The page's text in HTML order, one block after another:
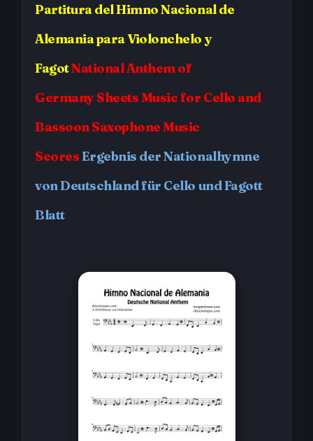
Partituradel Himno Nacional de
Alemaniapara Violonchelo y
FagotNational Anthem of
GermanySheets Music for Cello and
Bassoon Saxophone Music
ScoresErgebnis der Nationalhymne
von Deutschland für Cello und Fagott
Blatt